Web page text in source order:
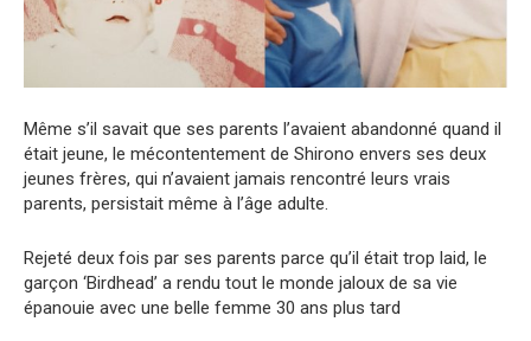
Même s’il savait que ses parents l’avaient abandonné quand il
était jeune, le mécontentement de Shirono envers ses deux
jeunes frères, qui n’avaient jamais rencontré leurs vrais
parents, persistait même à l’âge adulte.
Rejeté deux fois par ses parents parce qu’il était trop laid, le
garçon ‘Birdhead’ a rendu tout le monde jaloux de sa vie
épanouie avec une belle femme 30 ans plus tard